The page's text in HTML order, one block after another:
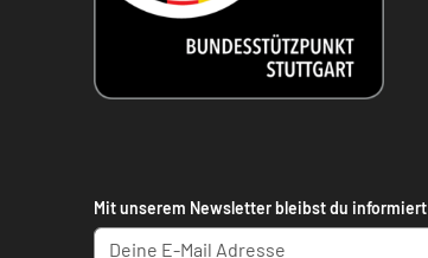
Mit unserem Newsletter bleibst du informiert